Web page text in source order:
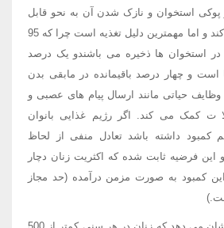
استخوان و نازک شدن آن به نحو قابل
توجهی افزایش پیدا می کند و اما مهمترین دلیل تغذیه است چرا که 95
استخوان ها ذخیره می باشندو یک درصد
و چهار درصد باقیمانده در مابقی بدن
وظایف حیاتی مانند ارسال پیام های عصبی و
ت کمک می کند. اگر رژیم غذایی بانوان
کمبود داشته باشد تعادل منفی از لحاظ
فرضیه ثابت شده که اکثریت زنان دچار
کمبود به صورت مزمن درآمده (حد مجاز